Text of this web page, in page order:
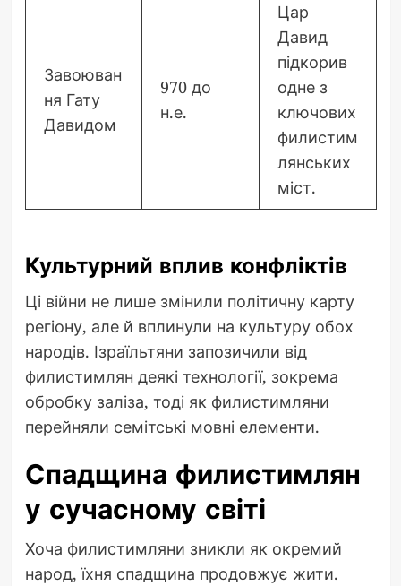
Завоюван
ня Гату
Давидом
970 до
н.е.
Цар
Давид
підкорив
одне з
ключових
филистим
лянських
міст.
Культурний вплив конфліктів
Ці війни не лише змінили політичну карту
регіону, але й вплинули на культуру обох
народів. Ізраїльтяни запозичили від
филистимлян деякі технології, зокрема
обробку заліза, тоді як филистимляни
перейняли семітські мовні елементи.
Спадщина филистимлян
у сучасному світі
Хоча филистимляни зникли як окремий
народ, їхня спадщина продовжує жити.